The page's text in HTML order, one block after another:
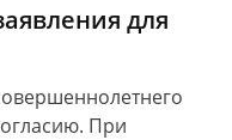
для
При